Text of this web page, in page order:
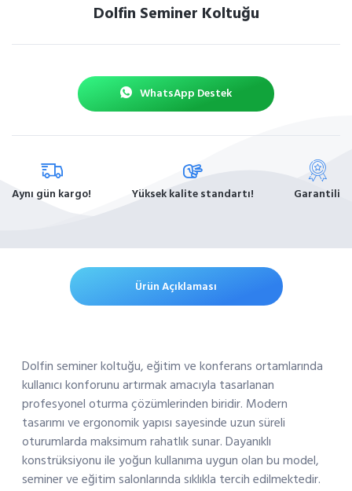
Dolfin Seminer Koltuğu
WhatsApp Destek
Aynı gün kargo! Yüksek kalite standartı! Garantili
Ürün Açıklaması
Dolfin seminer koltuğu, eğitim ve konferans ortamlarında
kullanıcı konforunu artırmak amacıyla tasarlanan
profesyonel oturma çözümlerinden biridir. Modern
tasarımı ve ergonomik yapısı sayesinde uzun süreli
oturumlarda maksimum rahatlık sunar. Dayanıklı
konstrüksiyonu ile yoğun kullanıma uygun olan bu model,
seminer ve eğitim salonlarında sıklıkla tercih edilmektedir.